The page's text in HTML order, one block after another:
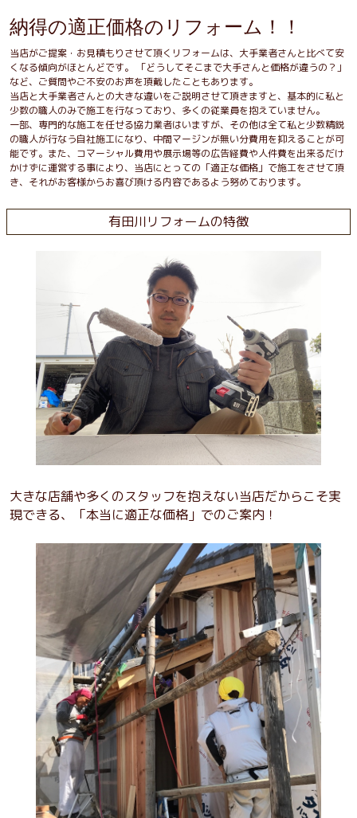
納得の適正価格のリフォーム！！
当店がご提案・お見積もりさせて頂くリフォームは、大手業者さんと比べて安
くなる傾向がほとんどです。 「どうしてそこまで大手さんと価格が違うの？」
など、ご質問やご不安のお声を頂戴したこともあります。
当店と大手業者さんとの大きな違いをご説明させて頂きますと、基本的に私と
少数の職人のみで施工を行なっており、多くの従業員を抱えていません。
一部、専門的な施工を任せる協力業者はいますが、その他は全て私と少数精鋭
の職人が行なう自社施工になり、中間マージンが無い分費用を抑えることが可
能です。また、コマーシャル費用や展示場等の広告経費や人件費を出来るだけ
かけずに運営する事により、当店にとっての「適正な価格」で施工をさせて頂
き、それがお客様からお喜び頂ける内容であるよう努めております。
有田川リフォームの特徴
大きな店舗や多くのスタッフを抱えない当店だからこそ実
現できる、「本当に適正な価格」でのご案内！